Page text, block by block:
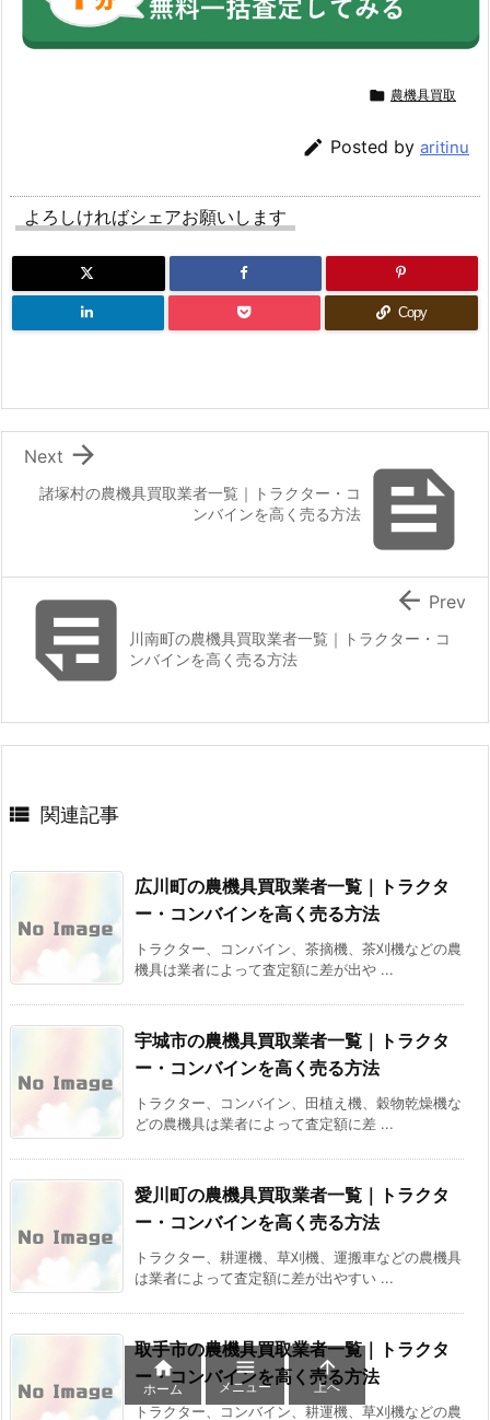
 農機具買取
 Posted by aritinu
よろしければシェアお願いします
Copy

諸塚村の農機具買取業者一覧｜トラクター・コ
ンバインを高く売る方法

Next
川南町の農機具買取業者一覧｜トラクター・コ
ンバインを高く売る方法
 Prev
 関連記事
広川町の農機具買取業者一覧｜トラクタ
ー・コンバインを高く売る方法
トラクター、コンバイン、茶摘機、茶刈機などの農
機具は業者によって査定額に差が出や ...
宇城市の農機具買取業者一覧｜トラクタ
ー・コンバインを高く売る方法
トラクター、コンバイン、田植え機、穀物乾燥機な
どの農機具は業者によって査定額に差 ...
愛川町の農機具買取業者一覧｜トラクタ
ー・コンバインを高く売る方法
トラクター、耕運機、草刈機、運搬車などの農機具
は業者によって査定額に差が出やすい ...
取手市の農機具買取業者一覧｜トラクタ
ー・コンバインを高く売る方法
トラクター、コンバイン、耕運機、草刈機などの農

ホーム

メニュー

上へ